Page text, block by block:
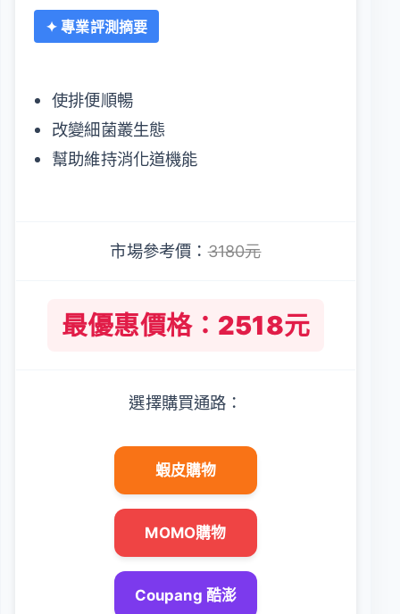
✦ 專業評測摘要
使排便順暢
改變細菌叢生態
幫助維持消化道機能
市場參考價：3180元
最優惠價格：2518元
選擇購買通路：
蝦皮購物
MOMO購物
Coupang 酷澎